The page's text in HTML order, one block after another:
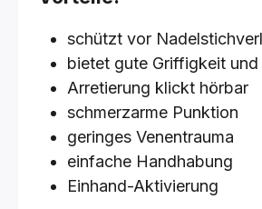
schützt vor
bietet gute Griffigkeit
Arretierung klickt hörbar
schmerzarme Punktion
geringes Venentrauma
einfache Handhabung
Einhand-Aktivierung